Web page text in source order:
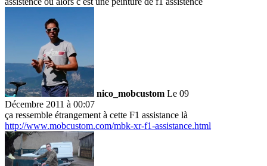
nico_mobcustom Le 09
Décembre 2011 à 00:07
ça ressemble étrangement à cette F1 assistance là
http://www.mobcustom.com/mbk-xr-f1-assistance.html